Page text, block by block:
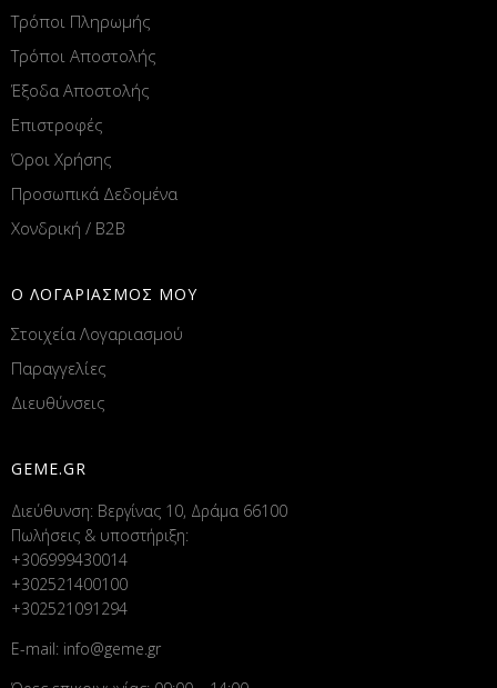
Τρόποι Πληρωμής
Τρόποι Αποστολής
Έξοδα Αποστολής
Επιστροφές
Όροι Χρήσης
Προσωπικά Δεδομένα
Χονδρική / B2B
Ο ΛΟΓΑΡΙΑΣΜΟΣ ΜΟΥ
Στοιχεία Λογαριασμού
Παραγγελίες
Διευθύνσεις
GEME.GR
Διεύθυνση: Βεργίνας 10, Δράμα 66100
Πωλήσεις & υποστήριξη:
+306999430014
+302521400100
+302521091294
E-mail: info@geme.gr